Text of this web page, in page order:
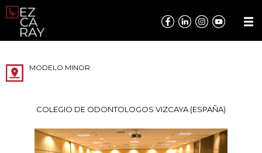
MODELO MINOR
COLEGIO DE ODONTOLOGOS VIZCAYA (ESPAÑA)